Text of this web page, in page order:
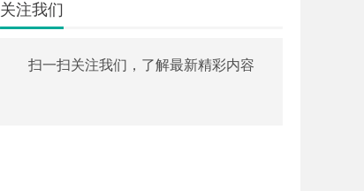
关注我们
扫一扫关注我们，了解最新精彩内容